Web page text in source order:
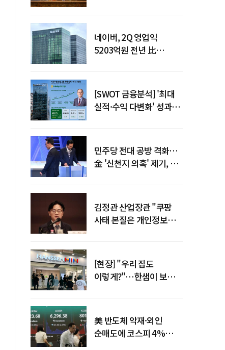
네이버, 2Q 영업익
5203억원 전년 比
[SWOT 금융분석] '최대
실적·수익 다변화' 성과…
민주당 전대 공방 격화…
金 '신천지 의혹' 제기, 鄭
김정관 산업장관 "쿠팡
사태 본질은 개인정보
[현장] "우리 집도
이렇게?"…한샘이 보여준
美 반도체 악재·외인
순매도에 코스피 4%